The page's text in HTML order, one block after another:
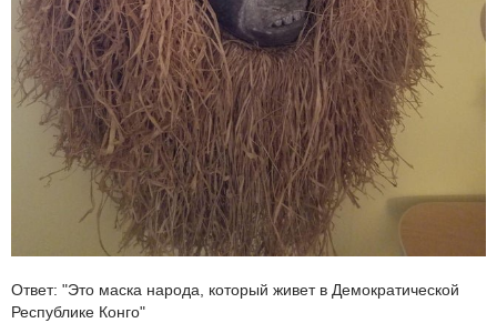
Ответ: "Это маска народа, который живет в Демократической
Республике Конго"